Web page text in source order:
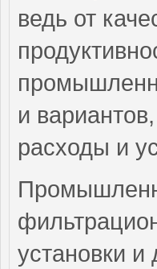
ведь от
и
расходы и
установки